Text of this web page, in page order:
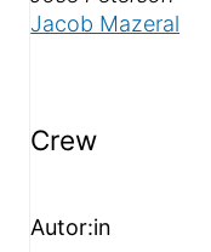
Jacob Mazeral
Crew
Autor:in